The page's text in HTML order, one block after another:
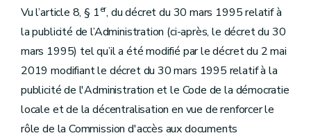
Vu l’article 8, § 1er, du décret du 30 mars 1995 relatif à
la publicité de l’Administration (ci-après, le décret du 30
mars 1995) tel qu’il a été modifié par le décret du 2 mai
2019 modifiant le décret du 30 mars 1995 relatif à la
publicité de l'Administration et le Code de la démocratie
locale et de la décentralisation en vue de renforcer le
rôle de la Commission d'accès aux documents